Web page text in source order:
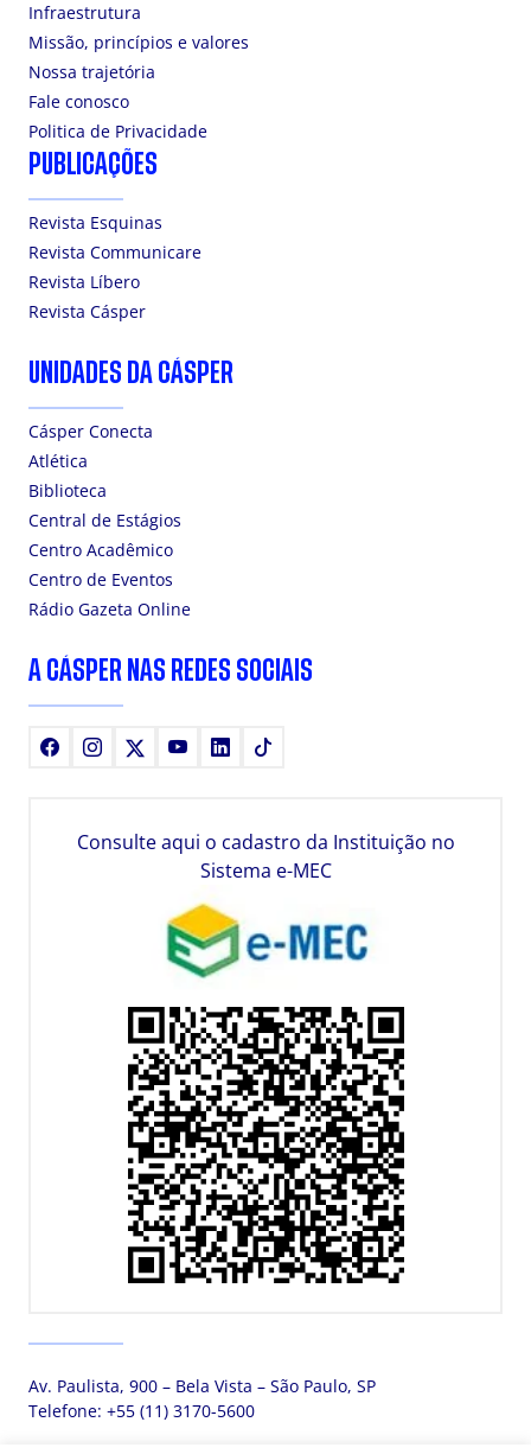
Infraestrutura
Missão, princípios e valores
Nossa trajetória
Fale conosco
Politica de Privacidade
PUBLICAÇÕES
Revista Esquinas
Revista Communicare
Revista Líbero
Revista Cásper
UNIDADES DA CÁSPER
Cásper Conecta
Atlética
Biblioteca
Central de Estágios
Centro Acadêmico
Centro de Eventos
Rádio Gazeta Online
A CÁSPER NAS REDES SOCIAIS
FacebookInstagram YoutubeLinkedIn
Consulte aqui o cadastro da Instituição no
Sistema e-MEC
Av. Paulista, 900 – Bela Vista – São Paulo, SP
Telefone: +55 (11) 3170-5600